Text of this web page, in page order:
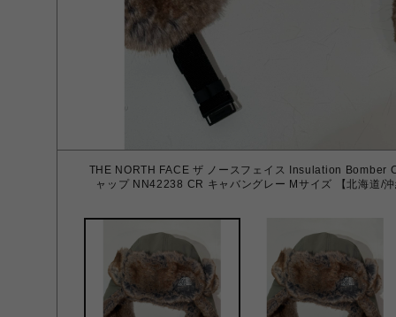
THE NORTH FACE ザ ノースフェイス Insulation Bomber
ャップ NN42238 CR キャバングレー Mサイズ 【北海道/